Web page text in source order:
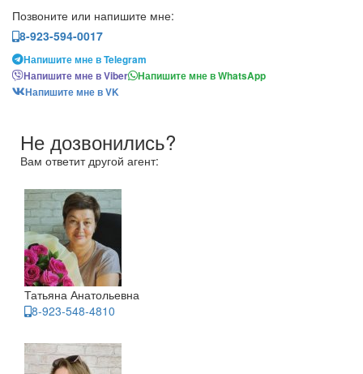
Позвоните или напишите мне:
8-923-594-0017
Напишите мне в Telegram
Напишите мне в Viber
Напишите мне в WhatsApp
Напишите мне в VK
Не дозвонились?
Вам ответит другой агент:
Татьяна Анатольевна
8-923-548-4810